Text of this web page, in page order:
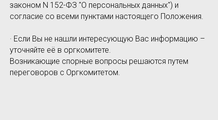
законом N 152-ФЗ "О персональных данных") и
согласие со всеми пунктами настоящего Положения.
· Если Вы не нашли интересующую Вас информацию –
уточняйте её в оргкомитете.
Возникающие спорные вопросы решаются путем
переговоров с Оргкомитетом.